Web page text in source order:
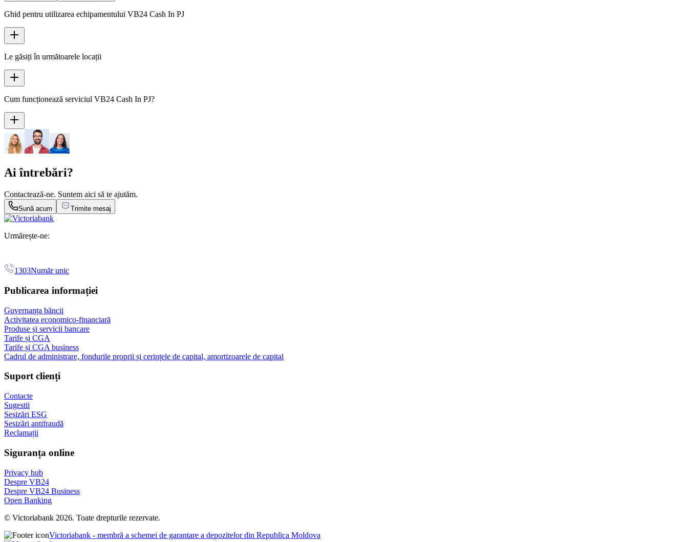
Ghid pentru utilizarea echipamentului VB24 Cash In PJ
Le găsiți în următoarele locații
Cum funcționează serviciul VB24 Cash In PJ?
Ai întrebări?
Contactează-ne. Suntem aici să te ajutăm.
Sună acum Trimite mesaj
Urmărește-ne:
1303Număr unic
Publicarea informației
Guvernanța băncii
Activitatea economico-financiară
Produse și servicii bancare
Tarife și CGA
Tarife și CGA business
Cadrul de administrare, fondurile proprii și cerințele de capital, amortizoarele de capital
Suport clienți
Contacte
Sugestii
Sesizări ESG
Sesizări antifraudă
Reclamații
Siguranța online
Privacy hub
Despre VB24
Despre VB24 Business
Open Banking
© Victoriabank 2026. Toate drepturile rezervate.
Victoriabank - membră a schemei de garantare a depozitelor din Republica Moldova